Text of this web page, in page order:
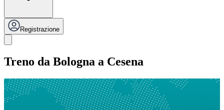
Registrazione
Treno da Bologna a Cesena